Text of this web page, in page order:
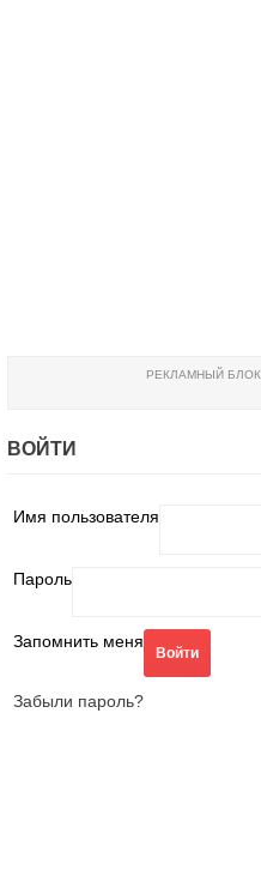
РЕКЛАМНЫЙ БЛОК
ВОЙТИ
Имя пользователя
Пароль
Запомнить меня
Забыли пароль?